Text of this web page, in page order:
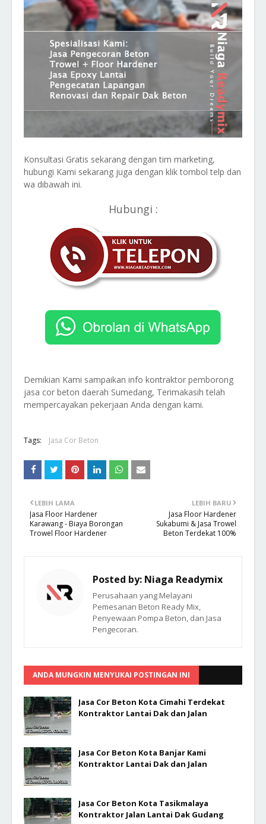
Konsultasi Gratis sekarang dengan tim marketing,
hubungi Kami sekarang juga dengan klik tombol telp dan
wa dibawah ini.
Hubungi :
Demikian Kami sampaikan info kontraktor pemborong
jasa cor beton daerah Sumedang, Terimakasih telah
mempercayakan pekerjaan Anda dengan kami.
Tags: Jasa Cor Beton
LEBIH BARU
Jasa Floor Hardener
Sukabumi & Jasa Trowel
Beton Terdekat 100%
LEBIH LAMA
Jasa Floor Hardener
Karawang - Biaya Borongan
Trowel Floor Hardener
Posted by: Niaga Readymix
Perusahaan yang Melayani
Pemesanan Beton Ready Mix,
Penyewaan Pompa Beton, dan Jasa
Pengecoran.
ANDA MUNGKIN MENYUKAI POSTINGAN INI
Jasa Cor Beton Kota Cimahi Terdekat
Kontraktor Lantai Dak dan Jalan
Jasa Cor Beton Kota Banjar Kami
Kontraktor Lantai Dak dan Jalan
Jasa Cor Beton Kota Tasikmalaya
Kontraktor Jalan Lantai Dak Gudang